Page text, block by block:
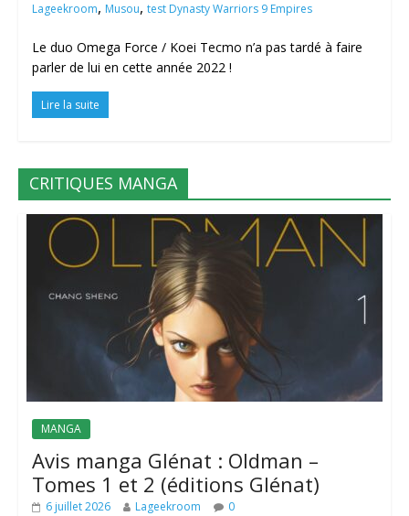
Lageekroom, Musou, test Dynasty Warriors 9 Empires
Le duo Omega Force / Koei Tecmo n’a pas tardé à faire
parler de lui en cette année 2022 !
Lire la suite
CRITIQUES MANGA
MANGA
Avis manga Glénat : Oldman –
Tomes 1 et 2 (éditions Glénat)
6 juillet 2026 Lageekroom 0